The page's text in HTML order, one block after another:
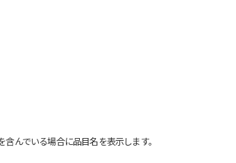
んでいる場合に品目名を表示します。